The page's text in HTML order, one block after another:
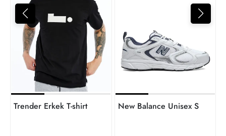
Trender Erkek T-shirt New Balance Unisex Sneaker